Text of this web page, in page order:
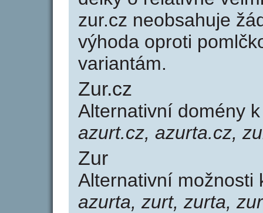
zur.cz neobsahuje
výhoda oproti
variantám.
Zur.cz
Alternativní domény
azurt.cz, azurta.cz,
Zur
Alternativní možnosti
azurta, zurt, zurta,